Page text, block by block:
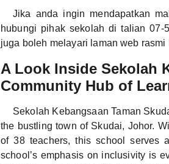
Jika anda ingin mendapatkan
hubungi pihak sekolah di talian 07-
juga boleh melayari laman web
A Look Inside Sekolah
Community Hub of
Sekolah Kebangsaan Taman
the bustling town of Skudai, Johor.
of 38 teachers, this school serves
school’s emphasis on inclusivity is